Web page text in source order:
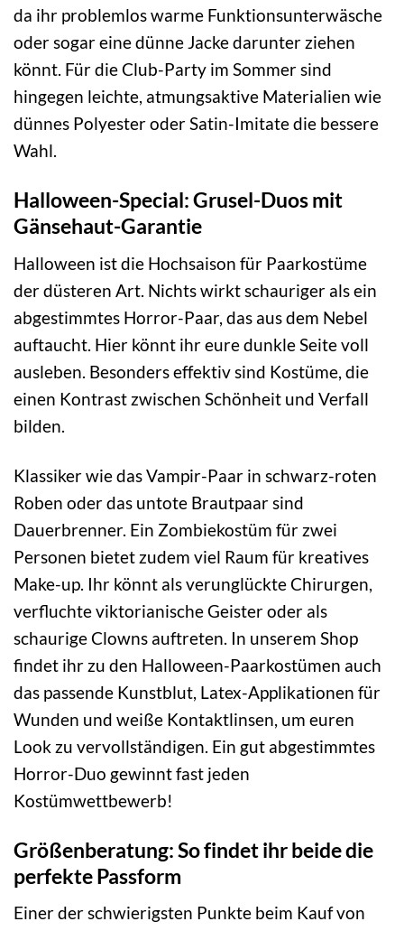
da ihr problemlos warme Funktionsunterwäsche
oder sogar eine dünne Jacke darunter ziehen
könnt. Für die Club-Party im Sommer sind
hingegen leichte, atmungsaktive Materialien wie
dünnes Polyester oder Satin-Imitate die bessere
Wahl.
Halloween-Special: Grusel-Duos mit
Gänsehaut-Garantie
Halloween ist die Hochsaison für Paarkostüme
der düsteren Art. Nichts wirkt schauriger als ein
abgestimmtes Horror-Paar, das aus dem Nebel
auftaucht. Hier könnt ihr eure dunkle Seite voll
ausleben. Besonders effektiv sind Kostüme, die
einen Kontrast zwischen Schönheit und Verfall
bilden.
Klassiker wie das Vampir-Paar in schwarz-roten
Roben oder das untote Brautpaar sind
Dauerbrenner. Ein Zombiekostüm für zwei
Personen bietet zudem viel Raum für kreatives
Make-up. Ihr könnt als verunglückte Chirurgen,
verfluchte viktorianische Geister oder als
schaurige Clowns auftreten. In unserem Shop
findet ihr zu den Halloween-Paarkostümen auch
das passende Kunstblut, Latex-Applikationen für
Wunden und weiße Kontaktlinsen, um euren
Look zu vervollständigen. Ein gut abgestimmtes
Horror-Duo gewinnt fast jeden
Kostümwettbewerb!
Größenberatung: So findet ihr beide die
perfekte Passform
Einer der schwierigsten Punkte beim Kauf von